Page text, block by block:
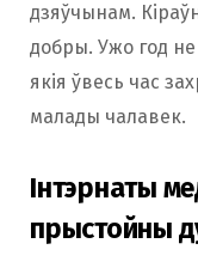
дзяўчынам.
добры. Ужо год
якія ўвесь час
малады чалавек.
Інтэрнаты
прыстойны